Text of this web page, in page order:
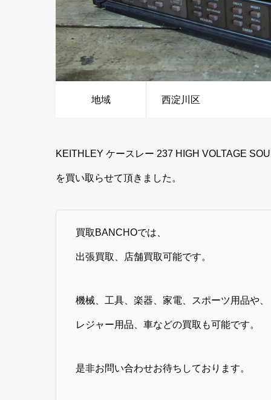
地域 西淀川区
KEITHLEY ケースレー 237 HIGH VOLTAGE
を買い取らせて頂きました。
買取BANCHOでは、
出張買取、店舗買取可能です。
機械、工具、楽器、家電、スポーツ用品や、
レジャー用品、車などの買取も可能です。
是非お問い合わせお待ちしております。